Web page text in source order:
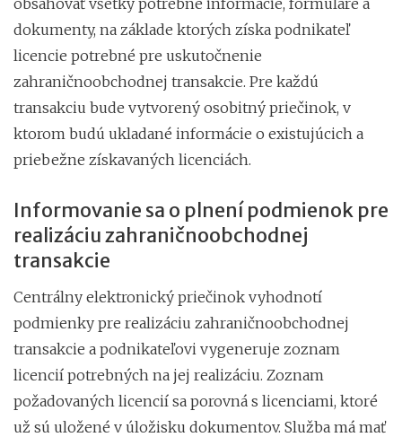
dokumenty, na základe ktorých získa podnikateľ
licencie potrebné pre uskutočnenie
zahraničnoobchodnej transakcie. Pre každú
transakciu bude vytvorený osobitný priečinok, v
ktorom budú ukladané informácie o existujúcich a
priebežne získavaných licenciách.
Informovanie sa o plnení podmienok pre
realizáciu zahraničnoobchodnej
transakcie
Centrálny elektronický priečinok vyhodnotí
podmienky pre realizáciu zahraničnoobchodnej
transakcie a podnikateľovi vygeneruje zoznam
licencií potrebných na jej realizáciu. Zoznam
požadovaných licencií sa porovná s licenciami, ktoré
už sú uložené v úložisku dokumentov. Služba má mať